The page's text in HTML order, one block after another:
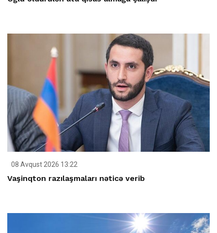
08 Avqust 2026 13:22
Vaşinqton razılaşmaları nəticə verib